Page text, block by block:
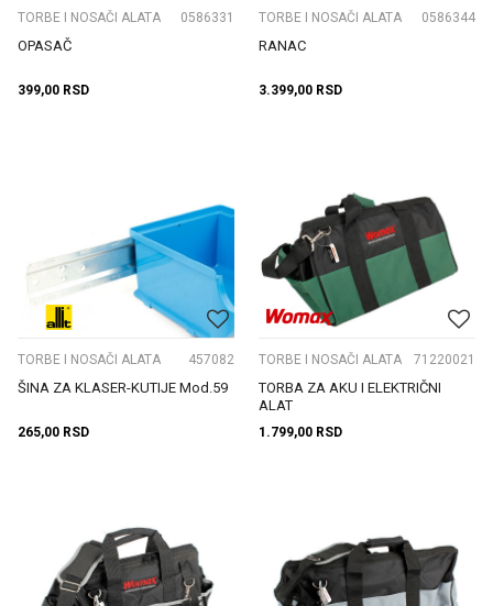
TORBE I NOSAČI ALATA 0586331
OPASAČ
399,00 RSD
TORBE I NOSAČI ALATA 0586344
RANAC
3.399,00 RSD
TORBE I NOSAČI ALATA 457082
ŠINA ZA KLASER-KUTIJE Mod.59
265,00 RSD
TORBE I NOSAČI ALATA 71220021
TORBA ZA AKU I ELEKTRIČNI
ALAT
1.799,00 RSD